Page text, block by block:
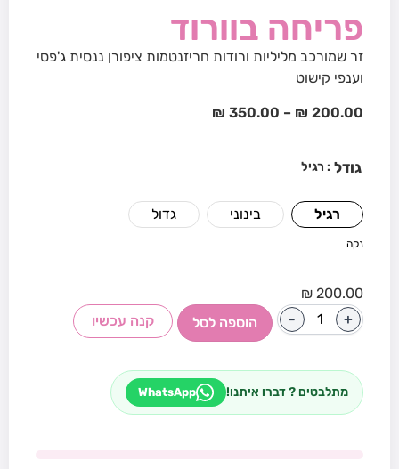
פריחה בוורוד
זר שמורכב מליליות ורודות חריזנטמות ציפורן ננסית ג'פסי
וענפי קישוט
₪ 200.00
–
₪ 350.00
גודל : רגיל
רגיל בינוני גדול
נקה
₪ 200.00
-
+ הוספה לסל קנה עכשיו
מתלבטים ? דברו איתנו! WhatsApp